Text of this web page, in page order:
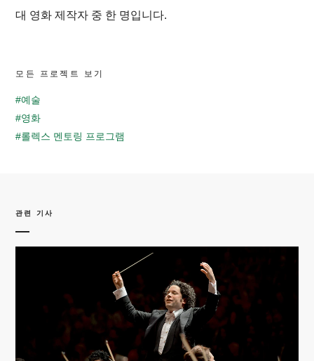
대 영화 제작자 중 한 명입니다.
모든 프로젝트 보기
#예술
#영화
#롤렉스 멘토링 프로그램
관련 기사